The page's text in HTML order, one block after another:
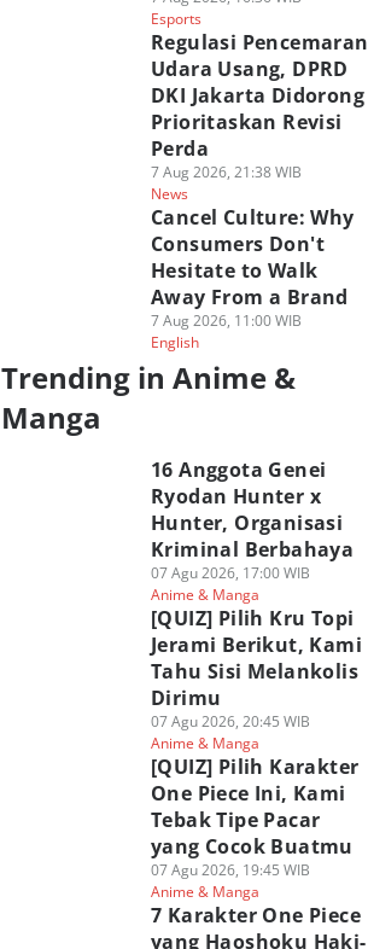
Esports
Regulasi Pencemaran
Udara Usang, DPRD
DKI Jakarta Didorong
Prioritaskan Revisi
Perda
7 Aug 2026, 21:38 WIB
News
Cancel Culture: Why
Consumers Don't
Hesitate to Walk
Away From a Brand
7 Aug 2026, 11:00 WIB
English
Trending in Anime &
Manga
16 Anggota Genei
Ryodan Hunter x
Hunter, Organisasi
Kriminal Berbahaya
07 Agu 2026, 17:00 WIB
Anime & Manga
[QUIZ] Pilih Kru Topi
Jerami Berikut, Kami
Tahu Sisi Melankolis
Dirimu
07 Agu 2026, 20:45 WIB
Anime & Manga
[QUIZ] Pilih Karakter
One Piece Ini, Kami
Tebak Tipe Pacar
yang Cocok Buatmu
07 Agu 2026, 19:45 WIB
Anime & Manga
7 Karakter One Piece
yang Haoshoku Haki-